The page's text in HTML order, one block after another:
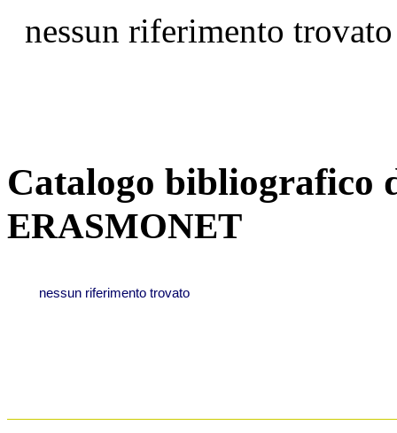
nessun riferimento trovato
Catalogo bibliografico
ERASMONET